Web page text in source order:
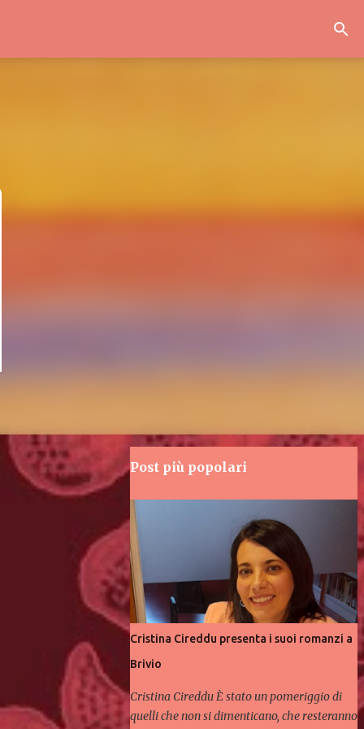
Post più popolari
Cristina Cireddu presenta i suoi romanzi a
Brivio
Cristina Cireddu È stato un pomeriggio di
quelli che non si dimenticano, che resteranno